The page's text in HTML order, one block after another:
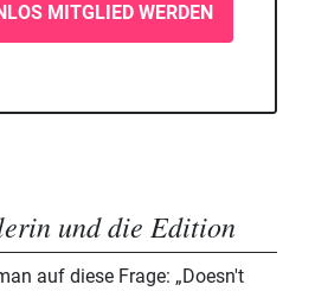
MITGLIED WERDEN
und die Edition
auf diese Frage: „Doesn't